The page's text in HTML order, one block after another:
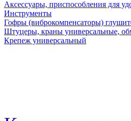
Аксессуары, приспособления для
Инструменты
Гофры (виброкомпенсаторы)
Штуцеры, краны универсальные,
Крепеж универсальный